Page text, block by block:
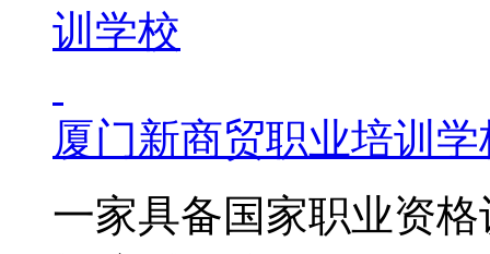
厦门新商贸职业培训学
一家具备国家职业资